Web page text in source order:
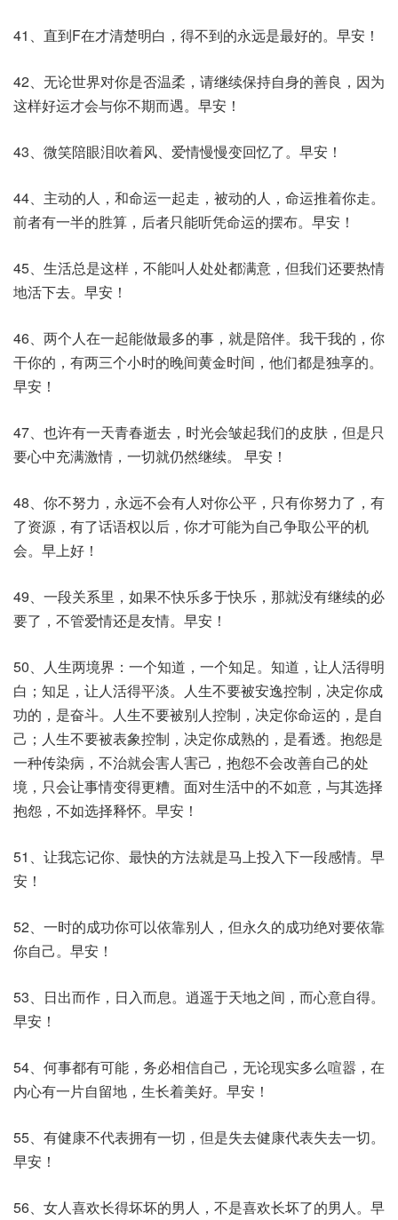
41、直到F在才清楚明白，得不到的永远是最好的。早安！
42、无论世界对你是否温柔，请继续保持自身的善良，因为
这样好运才会与你不期而遇。早安！
43、微笑陪眼泪吹着风、爱情慢慢变回忆了。早安！
44、主动的人，和命运一起走，被动的人，命运推着你走。
前者有一半的胜算，后者只能听凭命运的摆布。早安！
45、生活总是这样，不能叫人处处都满意，但我们还要热情
地活下去。早安！
46、两个人在一起能做最多的事，就是陪伴。我干我的，你
干你的，有两三个小时的晚间黄金时间，他们都是独享的。
早安！
47、也许有一天青春逝去，时光会皱起我们的皮肤，但是只
要心中充满激情，一切就仍然继续。 早安！
48、你不努力，永远不会有人对你公平，只有你努力了，有
了资源，有了话语权以后，你才可能为自己争取公平的机
会。早上好！
49、一段关系里，如果不快乐多于快乐，那就没有继续的必
要了，不管爱情还是友情。早安！
50、人生两境界：一个知道，一个知足。知道，让人活得明
白；知足，让人活得平淡。人生不要被安逸控制，决定你成
功的，是奋斗。人生不要被别人控制，决定你命运的，是自
己；人生不要被表象控制，决定你成熟的，是看透。抱怨是
一种传染病，不治就会害人害己，抱怨不会改善自己的处
境，只会让事情变得更糟。面对生活中的不如意，与其选择
抱怨，不如选择释怀。早安！
51、让我忘记你、最快的方法就是马上投入下一段感情。早
安！
52、一时的成功你可以依靠别人，但永久的成功绝对要依靠
你自己。早安！
53、日出而作，日入而息。逍遥于天地之间，而心意自得。
早安！
54、何事都有可能，务必相信自己，无论现实多么喧嚣，在
内心有一片自留地，生长着美好。早安！
55、有健康不代表拥有一切，但是失去健康代表失去一切。
早安！
56、女人喜欢长得坏坏的男人，不是喜欢长坏了的男人。早